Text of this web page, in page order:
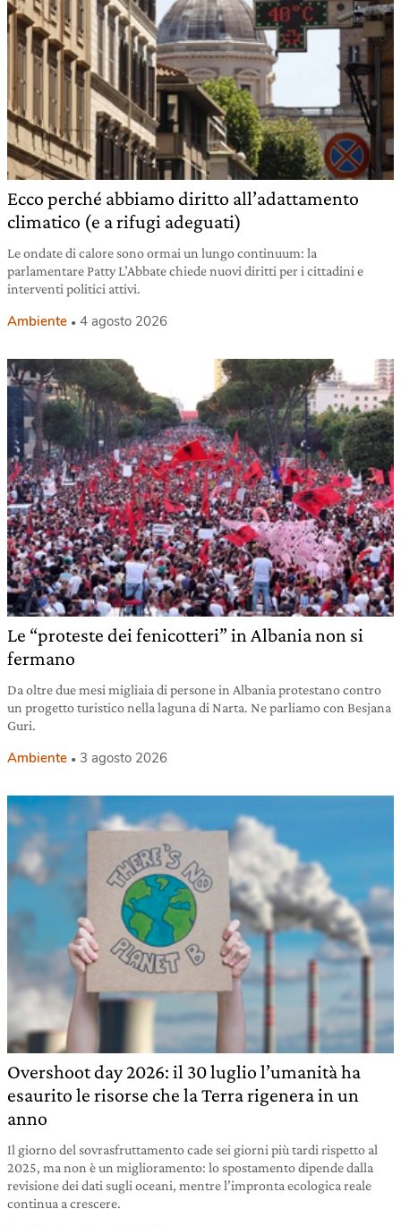
Ecco perché abbiamo diritto all’adattamento
climatico (e a rifugi adeguati)
Le ondate di calore sono ormai un lungo continuum: la
parlamentare Patty L’Abbate chiede nuovi diritti per i cittadini e
interventi politici attivi.
Ambiente 4 agosto 2026
Le “proteste dei fenicotteri” in Albania non si
fermano
Da oltre due mesi migliaia di persone in Albania protestano contro
un progetto turistico nella laguna di Narta. Ne parliamo con Besjana
Guri.
Ambiente 3 agosto 2026
Overshoot day 2026: il 30 luglio l’umanità ha
esaurito le risorse che la Terra rigenera in un
anno
Il giorno del sovrasfruttamento cade sei giorni più tardi rispetto al
2025, ma non è un miglioramento: lo spostamento dipende dalla
revisione dei dati sugli oceani, mentre l’impronta ecologica reale
continua a crescere.